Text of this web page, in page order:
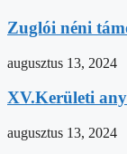
Zuglói néni
augusztus 13, 2024
XV.Kerületi
augusztus 13, 2024